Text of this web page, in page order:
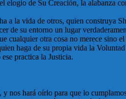
de Su Creación, la alabanza
a la vida de otros, quien construya
de su entorno un lugar
cualquier otra cosa no merece sino
haga de su propia vida la
practica la Justicia.
nos hará oírlo para que lo